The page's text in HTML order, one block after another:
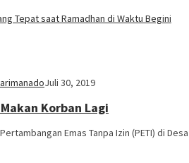
Tepat saat Ramadhan di Waktu Begini
Juli 30, 2019
Korban Lagi
Emas Tanpa Izin (PETI) di